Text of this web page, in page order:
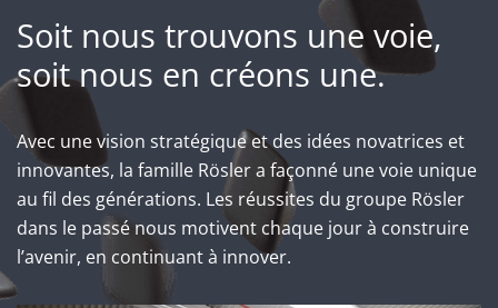
Soit nous trouvons une voie,
soit nous en créons une.
Avec une vision stratégique et des idées novatrices et
innovantes, la famille Rösler a façonné une voie unique
au fil des générations. Les réussites du groupe Rösler
dans le passé nous motivent chaque jour à construire
l’avenir, en continuant à innover.